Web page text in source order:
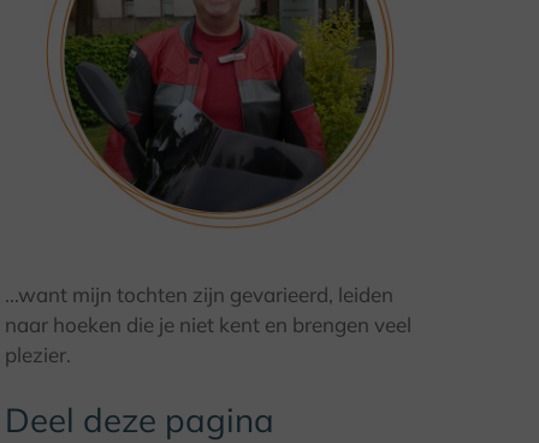
© K. Krajewski, Kulturland Kreis Höxter
...want mijn tochten zijn gevarieerd, leiden
naar hoeken die je niet kent en brengen veel
plezier.
Deel deze pagina